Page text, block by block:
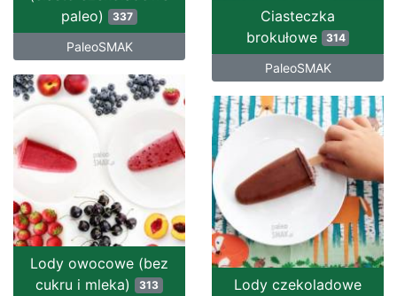
paleo) 337
PaleoSMAK
Ciasteczka
brokułowe
314
PaleoSMAK
Lody owocowe (bez
cukru i mleka) 313
Lody czekoladowe